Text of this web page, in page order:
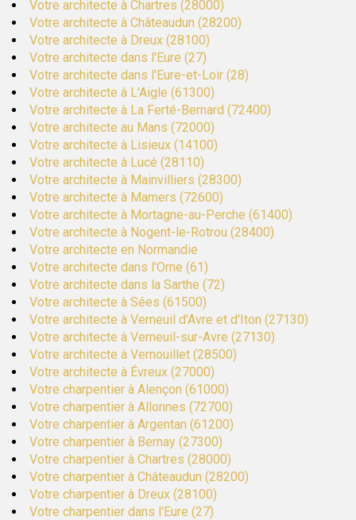
Votre architecte à Chartres (28000)
Votre architecte à Châteaudun (28200)
Votre architecte à Dreux (28100)
Votre architecte dans l'Eure (27)
Votre architecte dans l'Eure-et-Loir (28)
Votre architecte à L'Aigle (61300)
Votre architecte à La Ferté-Bernard (72400)
Votre architecte au Mans (72000)
Votre architecte à Lisieux (14100)
Votre architecte à Lucé (28110)
Votre architecte à Mainvilliers (28300)
Votre architecte à Mamers (72600)
Votre architecte à Mortagne-au-Perche (61400)
Votre architecte à Nogent-le-Rotrou (28400)
Votre architecte en Normandie
Votre architecte dans l'Orne (61)
Votre architecte dans la Sarthe (72)
Votre architecte à Sées (61500)
Votre architecte à Verneuil d'Avre et d'Iton (27130)
Votre architecte à Verneuil-sur-Avre (27130)
Votre architecte à Vernouillet (28500)
Votre architecte à Évreux (27000)
Votre charpentier à Alençon (61000)
Votre charpentier à Allonnes (72700)
Votre charpentier à Argentan (61200)
Votre charpentier à Bernay (27300)
Votre charpentier à Chartres (28000)
Votre charpentier à Châteaudun (28200)
Votre charpentier à Dreux (28100)
Votre charpentier dans l'Eure (27)